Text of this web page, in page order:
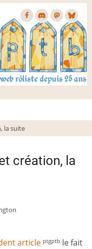
la suite
création, la
article ptgptb le fait